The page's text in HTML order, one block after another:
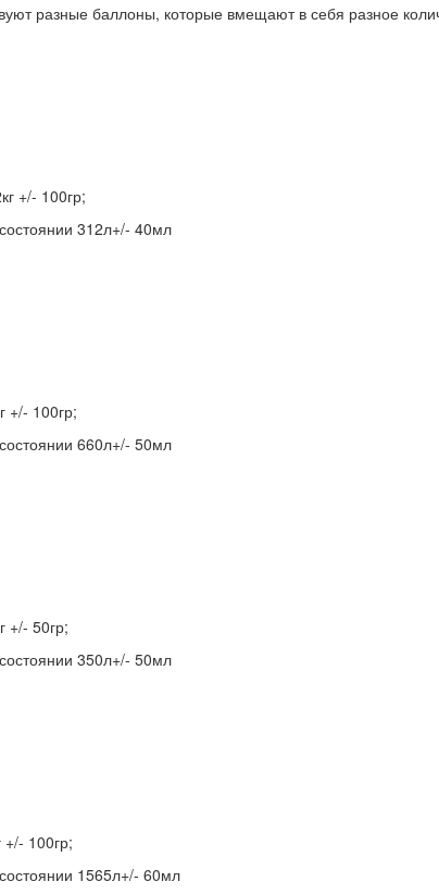
разные баллоны, которые вмещают в себя разное
+/- 100гр;
312л+/- 40мл
+/- 100гр;
660л+/- 50мл
+/- 50гр;
350л+/- 50мл
100гр;
1565л+/- 60мл